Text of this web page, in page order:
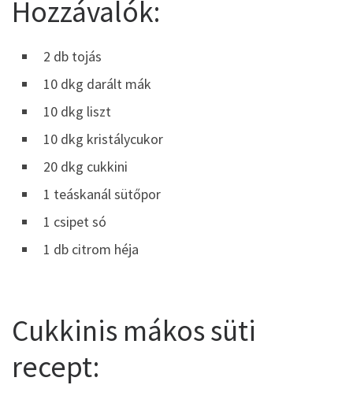
Hozzávalók:
2 db tojás
10 dkg darált mák
10 dkg liszt
10 dkg kristálycukor
20 dkg cukkini
1 teáskanál sütőpor
1 csipet só
1 db citrom héja
Cukkinis mákos süti
recept: